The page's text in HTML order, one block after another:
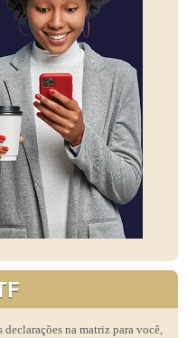
na matriz para você,